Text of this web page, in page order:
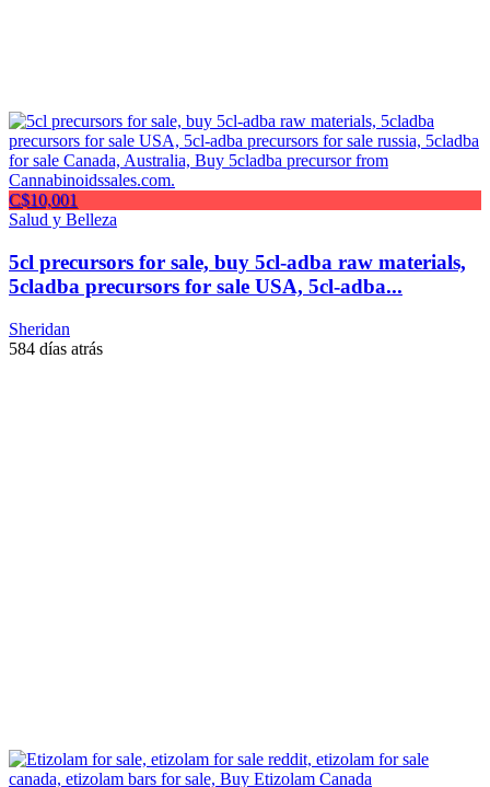
C$10,001
Salud y Belleza
5cl precursors for sale, buy 5cl-adba raw materials,
5cladba precursors for sale USA, 5cl-adba...
Sheridan
584 días atrás